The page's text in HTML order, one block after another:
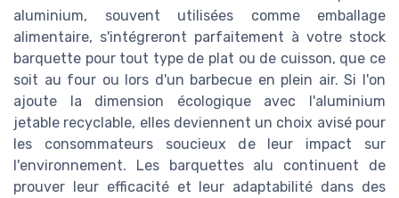
aluminium, souvent utilisées comme emballage
alimentaire, s'intégreront parfaitement à votre stock
barquette pour tout type de plat ou de cuisson, que ce
soit au four ou lors d'un barbecue en plein air. Si l'on
ajoute la dimension écologique avec l'aluminium
jetable recyclable, elles deviennent un choix avisé pour
les consommateurs soucieux de leur impact sur
l'environnement. Les barquettes alu continuent de
prouver leur efficacité et leur adaptabilité dans des